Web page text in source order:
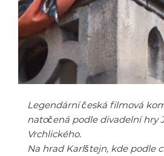
Legendární česká filmová
natočená podle divadelní hry
Vrchlického.
Na hrad Karlštejn, kde podle